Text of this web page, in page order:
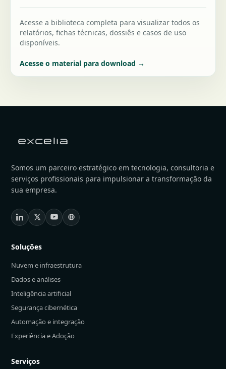
Acesse a biblioteca completa para visualizar todos os
relatórios, fichas técnicas, dossiês e casos de uso
disponíveis.
Acesse o material para download →
Somos um parceiro estratégico em tecnologia, consultoria e
serviços profissionais para impulsionar a transformação da
sua empresa.
Soluções
Nuvem e infraestrutura
Dados e análises
Inteligência artificial
Segurança cibernética
Automação e integração
Experiência e Adoção
Serviços